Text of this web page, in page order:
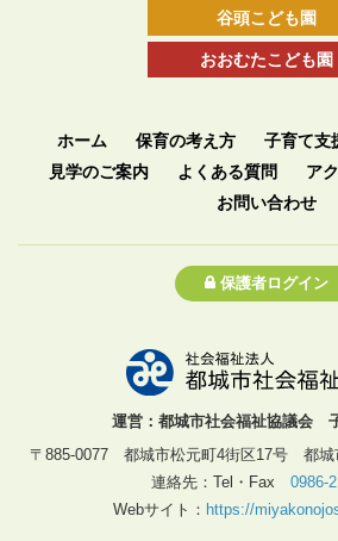
谷頭こども園
おおむたこども園
ホーム 保育の考え方 子育て支
見学のご案内
よくある質問 ア
お問い合わせ
保護者ログイン
運営：都城市社会福祉協議会
〒885-0077 都城市松元町4街区17号 都城
連絡先：Tel・Fax 0986-
Webサイト： https://